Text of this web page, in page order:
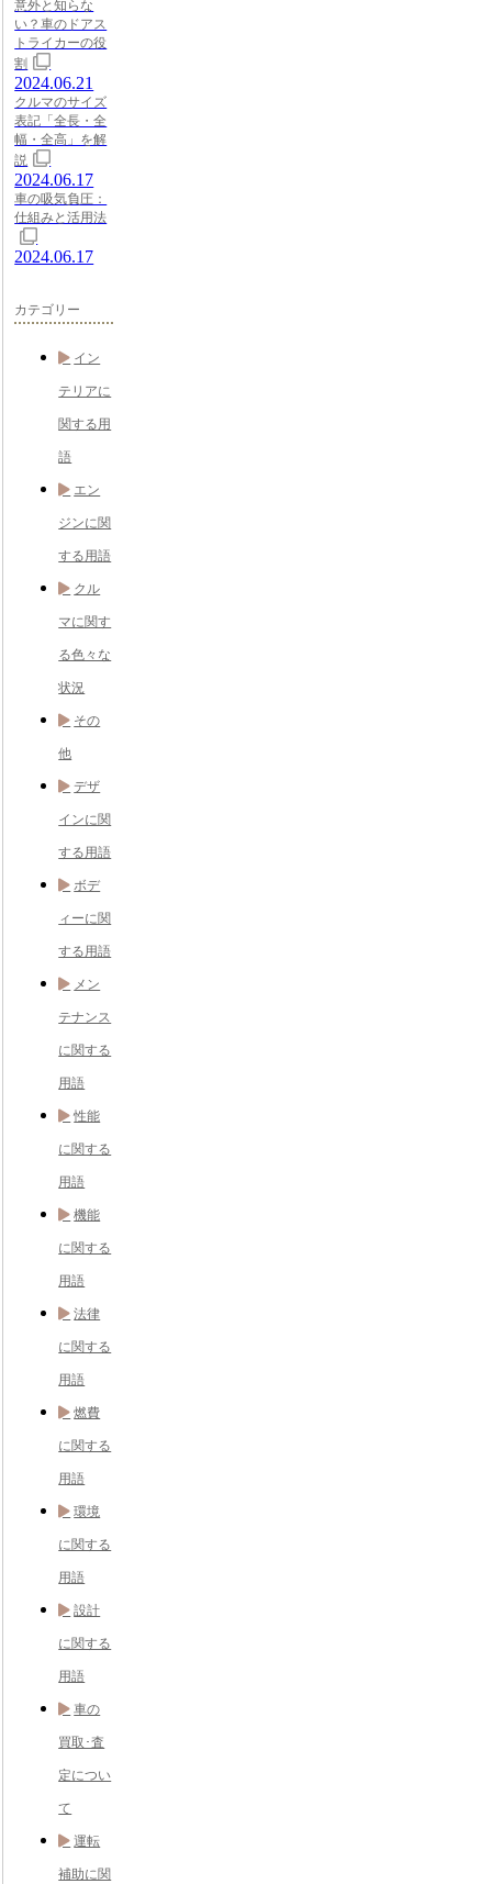
意外と知らな
い？車のドアス
トライカーの役
割
2024.06.21
クルマのサイズ
表記「全長・全
幅・全高」を解
説
2024.06.17
車の吸気負圧：
仕組みと活用法
2024.06.17
カテゴリー
イン
テリアに
関する用
語
エン
ジンに関
する用語
クル
マに関す
る色々な
状況
その
他
デザ
インに関
する用語
ボデ
ィーに関
する用語
メン
テナンス
に関する
用語
性能
に関する
用語
機能
に関する
用語
法律
に関する
用語
燃費
に関する
用語
環境
に関する
用語
設計
に関する
用語
車の
買取･査
定につい
て
運転
補助に関